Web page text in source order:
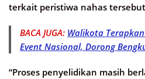
terkait peristiwa nahas
BACA JUGA: Walikota
Event Nasional, Dorong
“Proses penyelidikan masih